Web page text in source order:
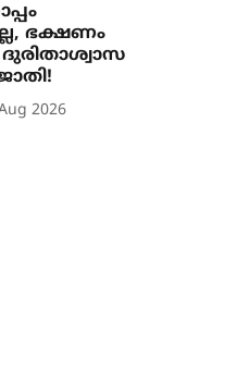
ഭക്ഷണം
ദുരിതാശ്വാസ
2026